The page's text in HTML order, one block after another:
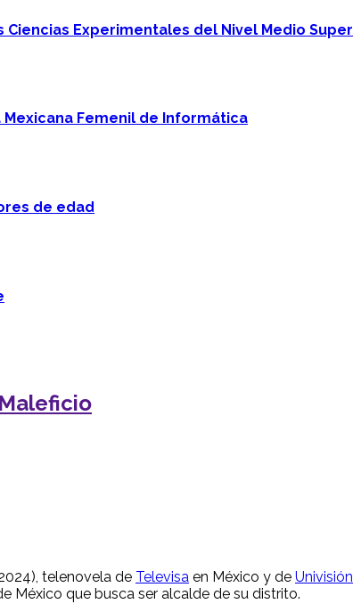
Ciencias Experimentales del Nivel Medio
Mexicana Femenil de Informática
de edad
telenovela de Televisa en México y de Univisión
México que busca ser alcalde de su distrito.